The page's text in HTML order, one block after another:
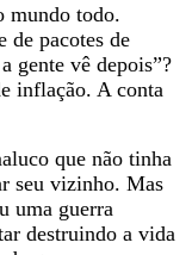
mundo todo.
de pacotes de
gente vê depois”?
inflação. A conta
que não tinha
seu vizinho. Mas
uma guerra
destruindo a vida